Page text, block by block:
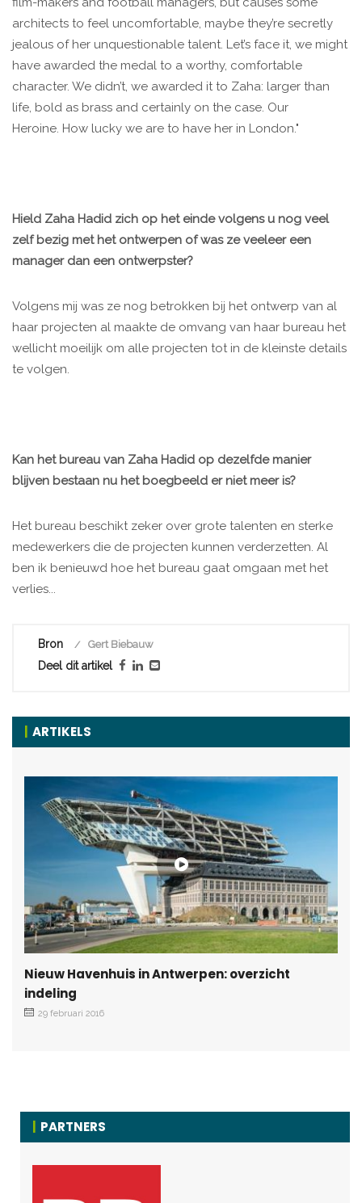
architects to feel uncomfortable, maybe they’re secretly
jealous of her unquestionable talent. Let’s face it, we might
have awarded the medal to a worthy, comfortable
character. We didn’t, we awarded it to Zaha: larger than
life, bold as brass and certainly on the case. Our
Heroine. How lucky we are to have her in London."
Hield Zaha Hadid zich op het einde volgens u nog veel
zelf bezig met het ontwerpen of was ze veeleer een
manager dan een ontwerpster?
Volgens mij was ze nog betrokken bij het ontwerp van al
haar projecten al maakte de omvang van haar bureau het
wellicht moeilijk om alle projecten tot in de kleinste details
te volgen.
Kan het bureau van Zaha Hadid op dezelfde manier
blijven bestaan nu het boegbeeld er niet meer is?
Het bureau beschikt zeker over grote talenten en sterke
medewerkers die de projecten kunnen verderzetten. Al
ben ik benieuwd hoe het bureau gaat omgaan met het
verlies...
Bron Gert Biebauw
Deel dit artikel
ARTIKELS
Nieuw Havenhuis in Antwerpen: overzicht
indeling
29 februari 2016
PARTNERS